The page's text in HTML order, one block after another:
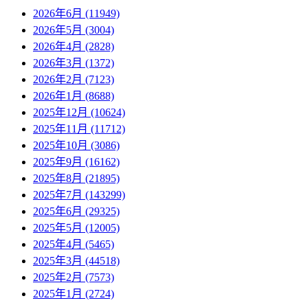
2026年6月 (11949)
2026年5月 (3004)
2026年4月 (2828)
2026年3月 (1372)
2026年2月 (7123)
2026年1月 (8688)
2025年12月 (10624)
2025年11月 (11712)
2025年10月 (3086)
2025年9月 (16162)
2025年8月 (21895)
2025年7月 (143299)
2025年6月 (29325)
2025年5月 (12005)
2025年4月 (5465)
2025年3月 (44518)
2025年2月 (7573)
2025年1月 (2724)